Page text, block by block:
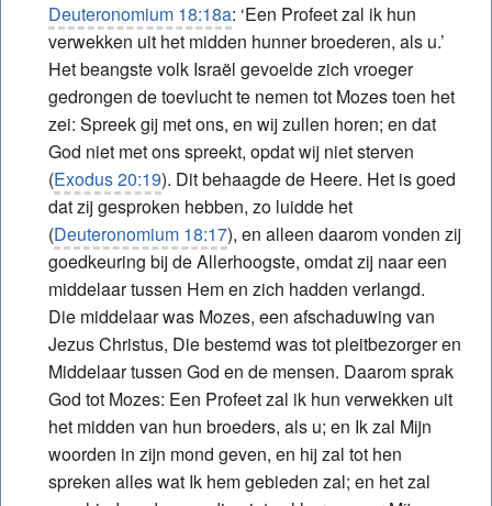
Deuteronomium 18:18a: ‘Een Profeet zal ik hun
verwekken uit het midden hunner broederen, als u.’
Het beangste volk Israël gevoelde zich vroeger
gedrongen de toevlucht te nemen tot Mozes toen het
zei: Spreek gij met ons, en wij zullen horen; en dat
God niet met ons spreekt, opdat wij niet sterven
(Exodus 20:19). Dit behaagde de Heere. Het is goed
dat zij gesproken hebben, zo luidde het
(Deuteronomium 18:17), en alleen daarom vonden zij
goedkeuring bij de Allerhoogste, omdat zij naar een
middelaar tussen Hem en zich hadden verlangd.
Die middelaar was Mozes, een afschaduwing van
Jezus Christus, Die bestemd was tot pleitbezorger en
Middelaar tussen God en de mensen. Daarom sprak
God tot Mozes: Een Profeet zal ik hun verwekken uit
het midden van hun broeders, als u; en Ik zal Mijn
woorden in zijn mond geven, en hij zal tot hen
spreken alles wat Ik hem gebieden zal; en het zal